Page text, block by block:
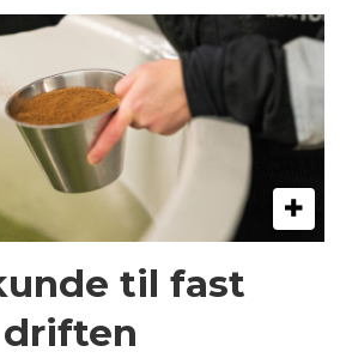
til fast